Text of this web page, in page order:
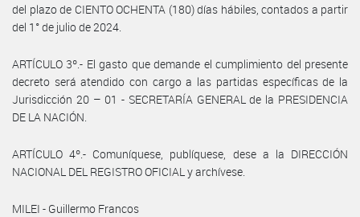
del plazo de CIENTO OCHENTA (180) días hábiles, contados a partir
del 1° de julio de 2024.
ARTÍCULO 3º.- El gasto que demande el cumplimiento del presente
decreto será atendido con cargo a las partidas específicas de la
Jurisdicción 20 – 01 - SECRETARÍA GENERAL de la PRESIDENCIA
DE LA NACIÓN.
ARTÍCULO 4º.- Comuníquese, publíquese, dese a la DIRECCIÓN
NACIONAL DEL REGISTRO OFICIAL y archívese.
MILEI - Guillermo Francos